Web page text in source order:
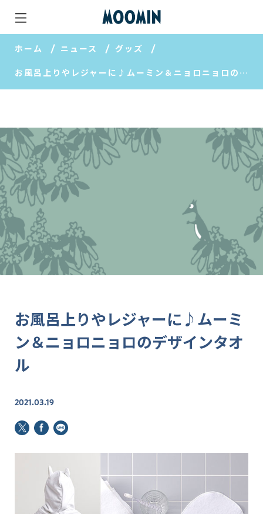
ホーム ニュース グッズ
お風呂上りやレジャーに♪ムーミン＆ニョロニョロのデザインタオル
お風呂上りやレジャーに♪ムーミ
ン＆ニョロニョロのデザインタオ
ル
2021.03.19